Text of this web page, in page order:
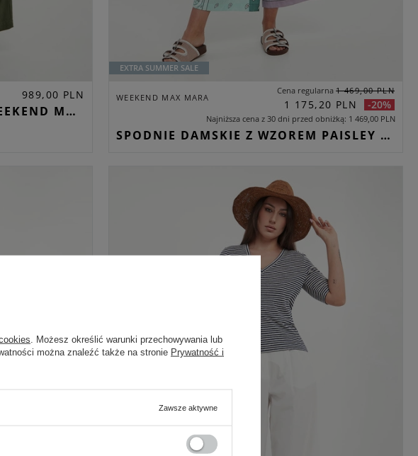
989,00 PLN
SPODNIE DAMSKIE BACCA WEEKEND MAX MARA KHAKI WIDE
EXTRA SUMMER SALE
WEEKEND MAX MARA
Cena regularna 1 469,00 PLN
1 175,20 PLN -20%
Najniższa cena z 30 dni przed obniżką 1 469,00 PLN
SPODNIE DAMSKIE Z WZOREM PAISLEY PEPE WEEKEND MAX MARA WIELOKOLOROWY REGULAR
. Możesz określić warunki przechowywania lub
można znaleźć także na stronie Prywatność i
Zawsze aktywne